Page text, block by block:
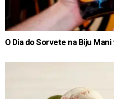
O Dia do Sorvete na Biju